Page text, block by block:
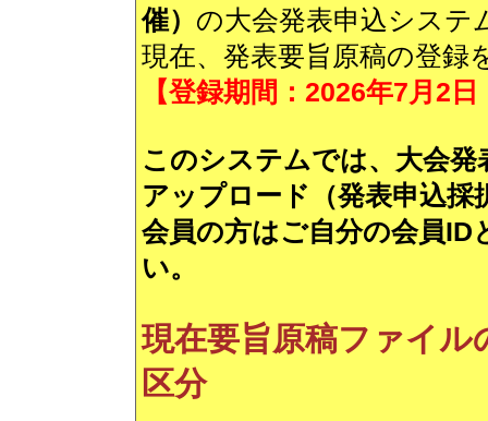
催） の大会発表申込システ
現在、 発表要旨原稿の登録
【登録期間：2026年7月2
このシステムでは、 大会発
アップロード（発表申込採
会員の方はご自分の会員
い。
現在要旨原稿ファイル
区分